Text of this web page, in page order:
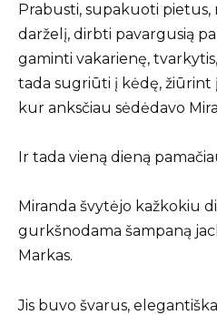
Prabusti, supakuoti pietus,
darželį, dirbti pavargusią
gaminti vakarienę,
tada sugriūti į kėdę, žiūrint
kur anksčiau sėdėdavo
Ir tada vieną dieną
Miranda švytėjo kažkokiu
gurkšnodama šampaną
Markas.
Jis buvo švarus,